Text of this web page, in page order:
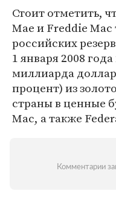
Стоит отметить,
Mae и Freddie
российских
1 января 2008
миллиарда
процент) из
страны в ценные
Mac, а также
Комментарии